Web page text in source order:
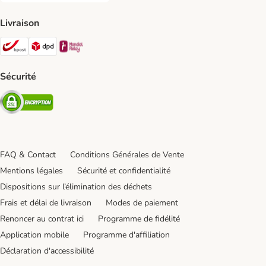
Livraison
Bpost Shipping Method
DPD Shipping Method
Sécurité
Security
FAQ & Contact
Conditions Générales de Vente
Mentions légales
Sécurité et confidentialité
Dispositions sur l’élimination des déchets
Frais et délai de livraison
Modes de paiement
Renoncer au contrat ici
Programme de fidélité
Application mobile
Programme d'affiliation
Déclaration d'accessibilité